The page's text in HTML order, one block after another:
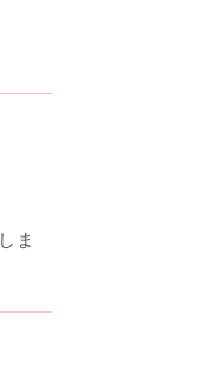
ま